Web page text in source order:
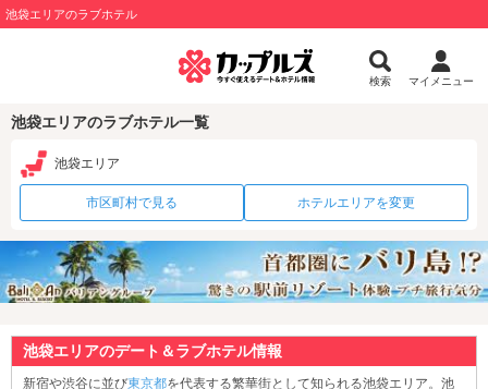
池袋エリアのラブホテル
検索 マイメニュー
池袋エリアのラブホテル一覧
池袋エリア
市区町村で見る ホテルエリアを変更
池袋エリアのデート＆ラブホテル情報
新宿や渋谷に並び東京都を代表する繁華街として知られる池袋エリア。池